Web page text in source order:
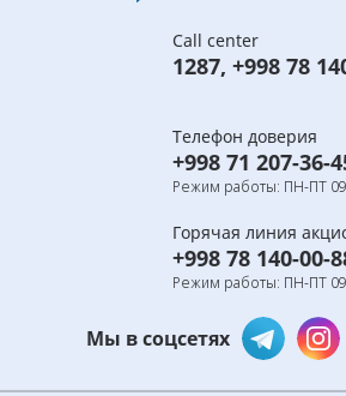
Call center
1287, +998 78
Телефон доверия
+998 71 207-36-
Режим работы: ПН-ПТ
Горячая линия
+998 78 140-00-
Режим работы: ПН-ПТ
Мы в соцсетях